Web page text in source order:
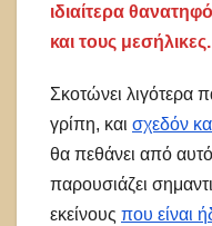
ιδιαίτερα
και τους μεσήλικες.
Σκοτώνει λιγότερα
γρίπη, και σχεδόν
θα πεθάνει από
παρουσιάζει
εκείνους που είναι